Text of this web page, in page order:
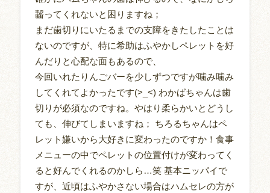
齧ってくれないと困りますね；
まだ歯切りにいたるまでの支障をきたしたことは
ないのですが、特に希助はふやかしペレットを好
んだりと心配な面もあるので、
今回いれたりんごバーを少しずつですが噛み噛み
してくれてよかったです(>_<) わかばちゃんは歯
切りが必須なのですね。やはり柔らかいとどうし
ても、伸びてしまいますね； ちろるちゃんはペ
レット嫌いから大好きに変わったのですか！食事
メニューの中でペレットの位置付けが変わってく
ると好んでくれるのかしら…笑 基本ニッパイで
すが、近頃はふやかさない場合はハムセレの方が